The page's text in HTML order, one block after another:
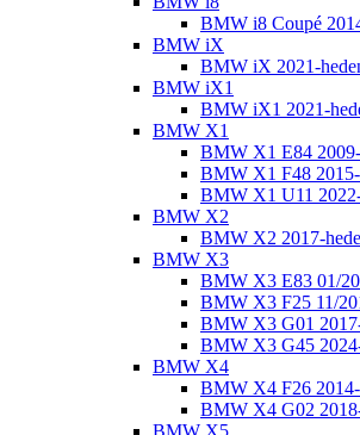
BMW i8 Coupé
BMW iX
BMW iX 2021-
BMW iX1
BMW iX1 2021-
BMW X1
BMW X1 E84
BMW X1 F48 2015-
BMW X1 U11
BMW X2
BMW X2 2017-
BMW X3
BMW X3 E83 01/
BMW X3 F25 11/
BMW X3 G01
BMW X3 G45
BMW X4
BMW X4 F26
BMW X4 G02